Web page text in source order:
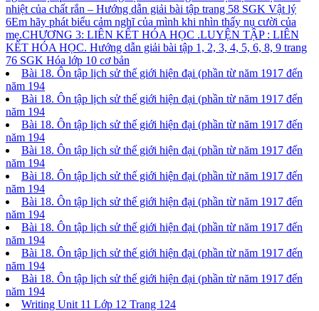
nhiệt của chất rắn – Hướng dẫn giải bài tập trang 58 SGK Vật lý
6Em hãy phát biểu cảm nghĩ của mình khi nhìn thấy nụ cười của
mẹ.CHƯƠNG 3: LIÊN KẾT HÓA HỌC .LUYỆN TẬP : LIÊN
KẾT HÓA HỌC. Hướng dẫn giải bài tập 1, 2, 3, 4, 5, 6, 8, 9 trang
76 SGK Hóa lớp 10 cơ bản
Bài 18. Ôn tập lịch sử thế giới hiện đại (phần từ năm 1917 đến
năm 194
Bài 18. Ôn tập lịch sử thế giới hiện đại (phần từ năm 1917 đến
năm 194
Bài 18. Ôn tập lịch sử thế giới hiện đại (phần từ năm 1917 đến
năm 194
Bài 18. Ôn tập lịch sử thế giới hiện đại (phần từ năm 1917 đến
năm 194
Bài 18. Ôn tập lịch sử thế giới hiện đại (phần từ năm 1917 đến
năm 194
Bài 18. Ôn tập lịch sử thế giới hiện đại (phần từ năm 1917 đến
năm 194
Bài 18. Ôn tập lịch sử thế giới hiện đại (phần từ năm 1917 đến
năm 194
Bài 18. Ôn tập lịch sử thế giới hiện đại (phần từ năm 1917 đến
năm 194
Bài 18. Ôn tập lịch sử thế giới hiện đại (phần từ năm 1917 đến
năm 194
Writing Unit 11 Lớp 12 Trang 124